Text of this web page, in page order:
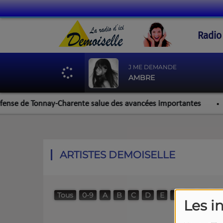
Les
Radio
J ME DEMANDE
AMBRE
de Tonnay-Charente salue des avancées importantes
ARTISTES DEMOISELLE
Tous 0-9 A B C D E F